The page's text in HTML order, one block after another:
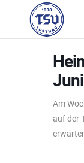
Am
auf der